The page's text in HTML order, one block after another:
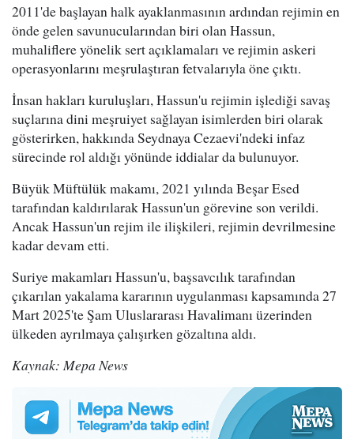
2011'de başlayan halk ayaklanmasının ardından rejimin en
önde gelen savunucularından biri olan Hassun,
muhaliflere yönelik sert açıklamaları ve rejimin askeri
operasyonlarını meşrulaştıran fetvalarıyla öne çıktı.
İnsan hakları kuruluşları, Hassun'u rejimin işlediği savaş
suçlarına dini meşruiyet sağlayan isimlerden biri olarak
gösterirken, hakkında Seydnaya Cezaevi'ndeki infaz
sürecinde rol aldığı yönünde iddialar da bulunuyor.
Büyük Müftülük makamı, 2021 yılında Beşar Esed
tarafından kaldırılarak Hassun'un görevine son verildi.
Ancak Hassun'un rejim ile ilişkileri, rejimin devrilmesine
kadar devam etti.
Suriye makamları Hassun'u, başsavcılık tarafından
çıkarılan yakalama kararının uygulanması kapsamında 27
Mart 2025'te Şam Uluslararası Havalimanı üzerinden
ülkeden ayrılmaya çalışırken gözaltına aldı.
Kaynak: Mepa News